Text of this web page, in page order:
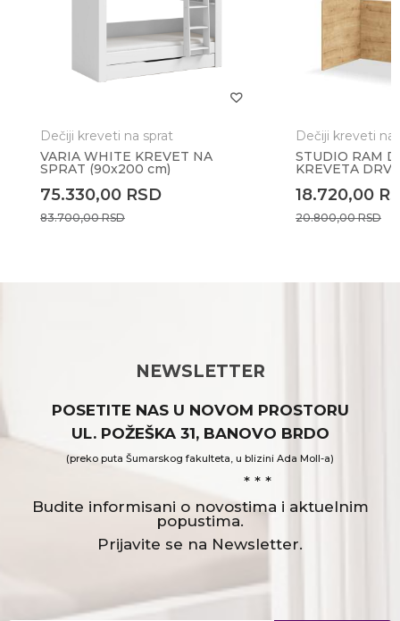
Dečiji kreveti na sprat
VARIA WHITE KREVET NA
SPRAT (90x200 cm)
75.330,00 RSD
83.700,00RSD
Dečiji kreveti na
STUDIO RAM
KREVETA
18.720,00
20.800,00RSD
NEWSLETTER
POSETITE NAS U NOVOM PROSTORU
UL. POŽEŠKA 31, BANOVO BRDO
(preko puta Šumarskog fakulteta, u blizini Ada Moll-a)
* * *
Budite informisani o novostima i aktuelnim
popustima.
Prijavite se na Newsletter.